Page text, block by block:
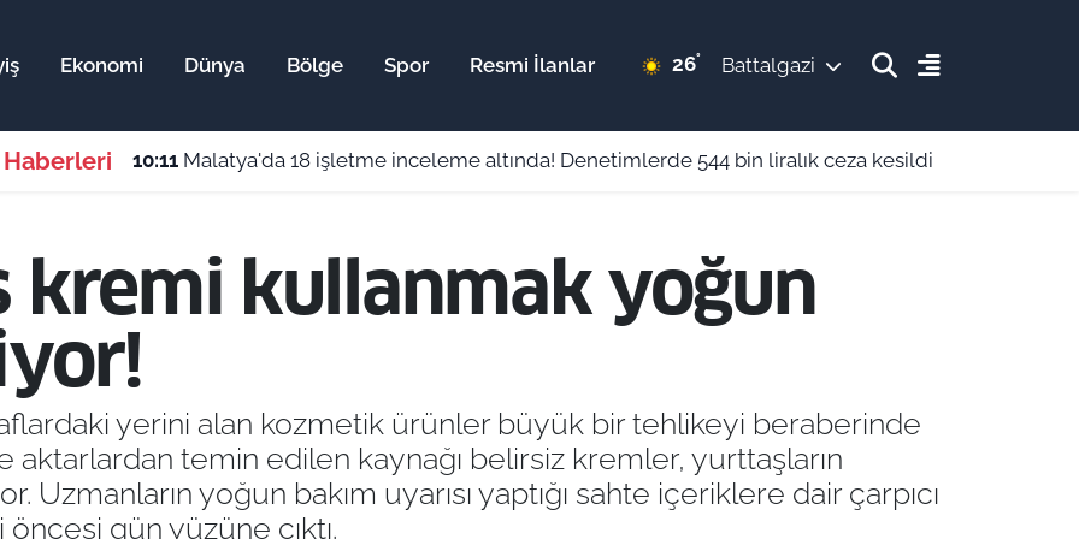
Ekonomi Dünya Bölge Spor Resmi İlanlar 26° Battalgazi
Haberleri 10:11 Malatya'da 18 işletme inceleme altında! Denetimlerde 544 bin liralık ceza kesildi
kremi kullanmak yoğun
raflardaki yerini alan kozmetik ürünler büyük bir tehlikeyi beraberinde
temin edilen kaynağı belirsiz kremler, yurttaşların
Uzmanların yoğun bakım uyarısı yaptığı sahte içeriklere dair çarpıcı
gün yüzüne çıktı.